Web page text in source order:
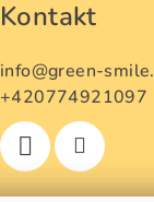
Kontakt
info@green-
+420774921097